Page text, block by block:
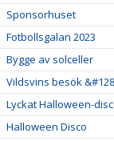
Sponsorhuset
Fotbollsgalan 2023
Bygge av solceller
Vildsvins besök
Lyckat Halloween-
Halloween Disco